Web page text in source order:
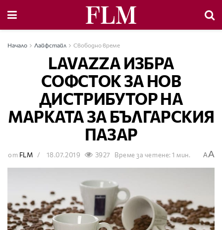
Начало Лайфстайл Свободно време
LAVAZZA ИЗБРА
СОФСТОК ЗА НОВ
ДИСТРИБУТОР НА
МАРКАТА ЗА БЪЛГАРСКИЯ
ПАЗАР
от FLM 18.07.2019 3927 Време за четене: 1 мин. AA